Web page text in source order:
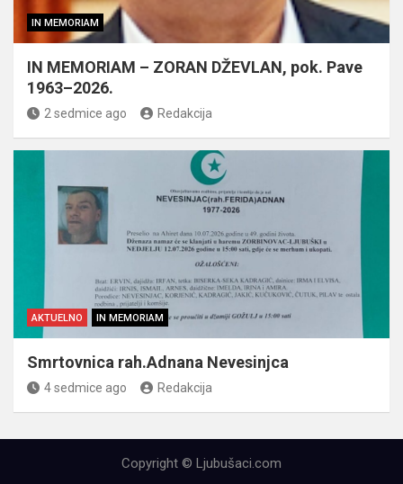
IN MEMORIAM
IN MEMORIAM – ZORAN DŽEVLAN, pok. Pave
1963–2026.
2 sedmice ago Redakcija
AKTUELNO IN MEMORIAM
Smrtovnica rah.Adnana Nevesinjca
4 sedmice ago Redakcija
Copyright © Ljubušaci.com